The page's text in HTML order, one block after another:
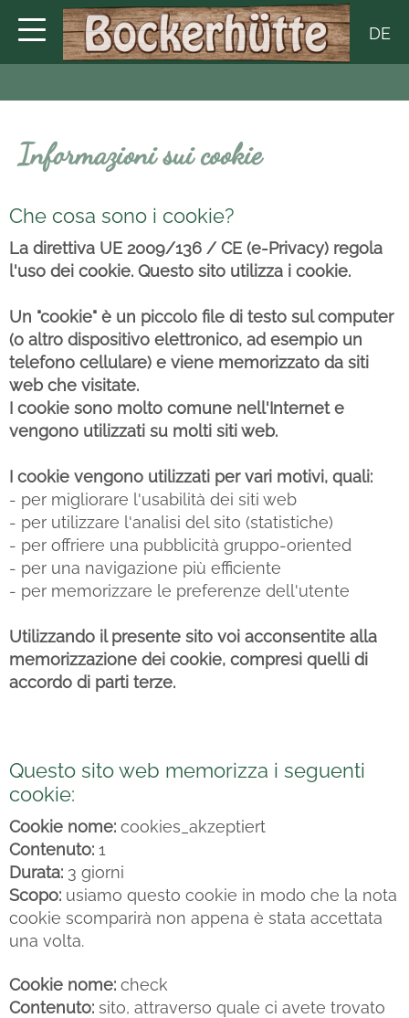
DE
Informazioni sui cookie
Che cosa sono i cookie?
La direttiva UE 2009/136 / CE (e-Privacy) regola
l'uso dei cookie. Questo sito utilizza i cookie.
Un "cookie" è un piccolo file di testo sul computer
(o altro dispositivo elettronico, ad esempio un
telefono cellulare) e viene memorizzato da siti
web che visitate.
I cookie sono molto comune nell'Internet e
vengono utilizzati su molti siti web.
I cookie vengono utilizzati per vari motivi, quali:
- per migliorare l'usabilità dei siti web
- per utilizzare l'analisi del sito (statistiche)
- per offriere una pubblicità gruppo-oriented
- per una navigazione più efficiente
- per memorizzare le preferenze dell'utente
Utilizzando il presente sito voi acconsentite alla
memorizzazione dei cookie, compresi quelli di
accordo di parti terze.
Questo sito web memorizza i seguenti
cookie:
Cookie nome: cookies_akzeptiert
Contenuto: 1
Durata: 3 giorni
Scopo: usiamo questo cookie in modo che la nota
cookie scomparirà non appena è stata accettata
una volta.
Cookie nome: check
Contenuto: sito, attraverso quale ci avete trovato